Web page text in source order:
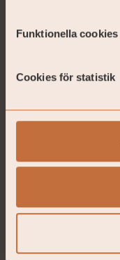
Funktionella cookies
Cookies för statistik
Just nu är Trumps
som 1929 och det